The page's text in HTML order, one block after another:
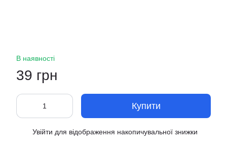
В наявності
39 грн
Купити
Увійти для відображення накопичувальної знижки